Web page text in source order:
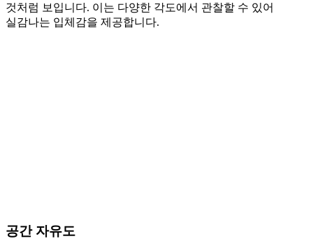
것처럼 보입니다. 이는 다양한 각도에서 관찰할 수 있어
실감나는 입체감을 제공합니다.
공간 자유도